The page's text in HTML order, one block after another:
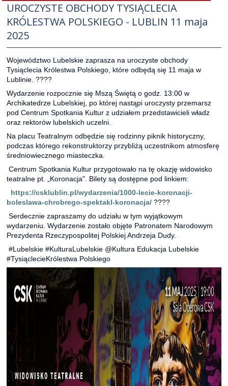
UROCZYSTE OBCHODY TYSIĄCLECIA
KRÓLESTWA POLSKIEGO - LUBLIN 11 maja
2025
Województwo Lubelskie zaprasza na uroczyste obchody
Tysiąclecia Królestwa Polskiego, które odbędą się 11 maja w
Lublinie.????
Wydarzenie rozpocznie się Mszą Świętą o godz. 13:00 w
Archikatedrze Lubelskiej, po której nastąpi uroczysty przemarsz
pod Centrum Spotkania Kultur z udziałem przedstawicieli władz
oraz rektorów lubelskich uczelni.
Na placu Teatralnym odbędzie się rodzinny piknik historyczny,
podczas którego rekonstruktorzy przybliżą uczestnikom atmosferę
średniowiecznego miasteczka.
Centrum Spotkania Kultur przygotowało na tę okazję widowisko
teatralne pt. „Koronacja". Bilety są dostępne pod linkiem:
https://csklublin.pl/wydarzenia/1000-lecie-koronacji-
boleslawa-chrobrego-spektakl-koronacja/ ????
Serdecznie zapraszamy do udziału w tym wyjątkowym
wydarzeniu. Wydarzenie zostało objęte Patronatem Narodowym
Prezydenta Rzeczypospolitej Polskiej Andrzeja Dudy.
#Lubelskie #KulturaLubelskie @Kultura Edukacja Lubelskie
#TysiąclecieKrólestwa Polskiego